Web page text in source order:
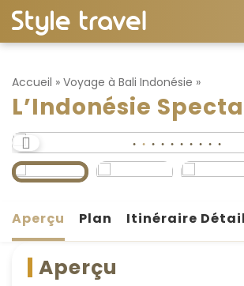
Accueil » Voyage à Bali Indonésie »
L’Indonésie
Aperçu Plan Itinéraire
Aperçu